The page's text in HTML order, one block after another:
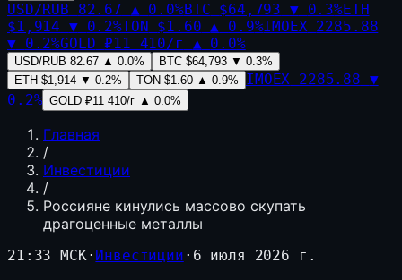
USD/RUB 82.67 ▲ 0.0%BTC $64,793 ▼ 0.3%ETH
$1,914 ▼ 0.2%TON $1.60 ▲ 0.9%IMOEX 2285.88
▼ 0.2%GOLD ₽11 410/г ▲ 0.0%
USD/RUB 82.67 ▲ 0.0% BTC $64,793 ▼ 0.3%
ETH $1,914 ▼ 0.2% TON $1.60 ▲ 0.9% IMOEX 2285.88 ▼
0.2% GOLD ₽11 410/г ▲ 0.0%
Главная
/
Инвестиции
/
Россияне кинулись массово скупать
драгоценные металлы
21:33 МСК· Инвестиции · 6 июля 2026 г.